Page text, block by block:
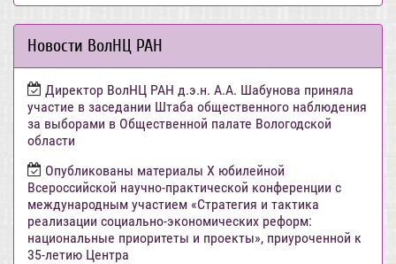
Новости ВолНЦ РАН
Директор ВолНЦ РАН д.э.н. А.А. Шабунова приняла
участие в заседании Штаба общественного наблюдения
за выборами в Общественной палате Вологодской
области
Опубликованы материалы X юбилейной
Всероссийской научно-практической конференции с
международным участием «Стратегия и тактика
реализации социально-экономических реформ:
национальные приоритеты и проекты», приуроченной к
35-летию Центра